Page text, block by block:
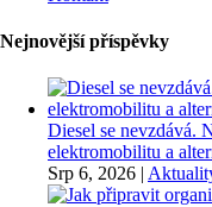
Nejnovější příspěvky
Diesel se nevzdává.
elektromobilitu a
Srp 6, 2026 |